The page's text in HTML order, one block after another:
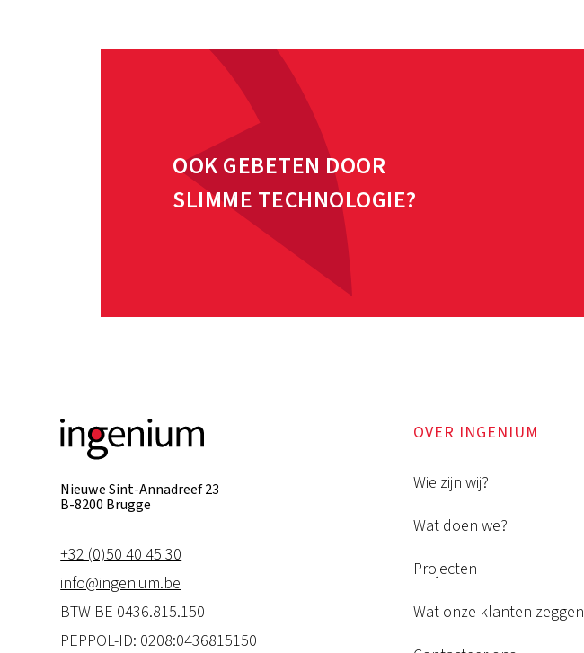
OOK GEBETEN DOOR
SLIMME TECHNOLOGIE?
Nieuwe Sint-Annadreef 23
B-8200 Brugge
+32 (0)50 40 45 30
info@ingenium.be
BTW BE 0436.815.150
PEPPOL-ID: 0208:0436815150
OVER INGENIUM
Wie zijn wij?
Wat doen we?
Projecten
Wat onze klanten zeggen